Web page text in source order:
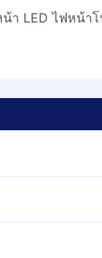
LED ไฟหน้าโ